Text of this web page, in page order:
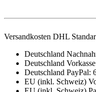
Versandkosten DHL
Deutschland
Deutschland
Deutschland PayPal:
EU (inkl. Schweiz)